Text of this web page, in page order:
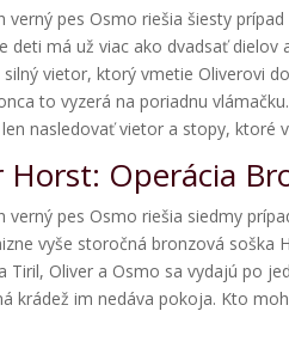
verný pes Osmo riešia šiesty
deti má už viac ako dvadsať
vietor, ktorý vmetie Oliverovi
to vyzerá na poriadnu
nasledovať vietor a stopy,
Horst: Operácia
verný pes Osmo riešia siedmy
vyše storočná bronzová soška
Tiril, Oliver a Osmo sa vydajú po
krádež im nedáva pokoja. Kto